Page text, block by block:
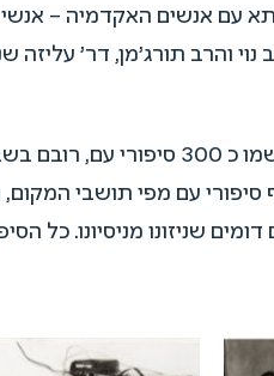
עם אנשים האקדמיה –
והרב תורג'מן, דר' עליזה
מטרות: איסוף סיפורי עם מפי
שניזונו מניסיונו. כל